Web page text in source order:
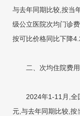
与去年同期比较,按当
级公立医院次均门诊
按可比价格同比下降
二、次均住院费用
2024年1-11月,全
元,与去年同期比较,按